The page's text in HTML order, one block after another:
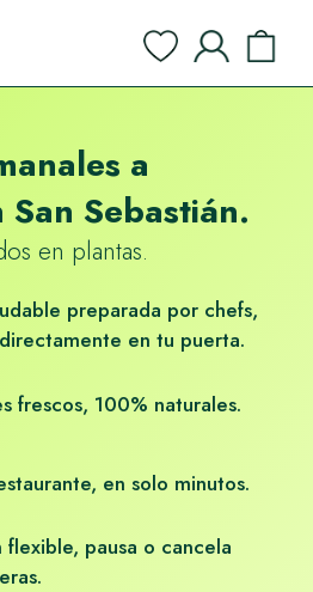
a
Sebastián.
en plantas.
preparada por chefs,
en tu puerta.
frescos, 100% naturales.
en solo minutos.
flexible, pausa o cancela